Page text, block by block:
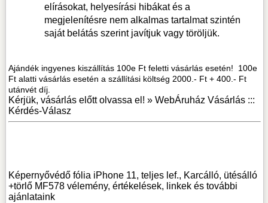
elírásokat, helyesírási hibákat és a
megjelenítésre nem alkalmas tartalmat szintén
saját belátás szerint javítjuk vagy töröljük.
Ajándék ingyenes kiszállítás 100e Ft feletti vásárlás esetén! 100e
Ft alatti vásárlás esetén a szállítási költség 2000.- Ft + 400.- Ft
utánvét díj.
Kérjük, vásárlás előtt olvassa el! »WebÁruház Vásárlás :::
Kérdés-Válasz
Képernyővédő fólia iPhone 11, teljes lef., Karcálló, ütésálló
+törlő MF578 vélemény, értékelések, linkek és további
ajánlataink